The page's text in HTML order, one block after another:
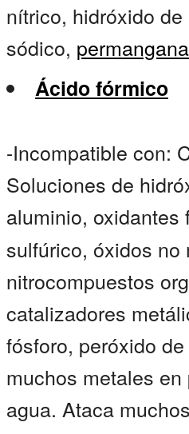
nítrico, hidróxido
sódico,
Ácido fórmico
-Incompatible con:
Soluciones de
aluminio, oxidantes
sulfúrico, óxidos no
nitrocompuestos
catalizadores
fósforo, peróxido
muchos metales
agua. Ataca